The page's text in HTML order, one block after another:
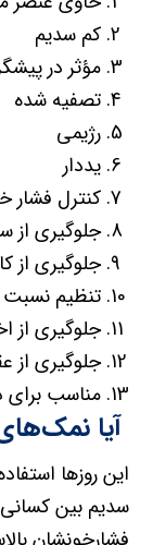
کم سدیم
مؤثر در
تصفیه شده
رژیمی
یددار
کنترل فشار
جلوگیری از
جلوگیری
تنظیم
جلوگیری از
جلوگیری
مناسب برای
آیا
این روزها
سدیم بین کسانی